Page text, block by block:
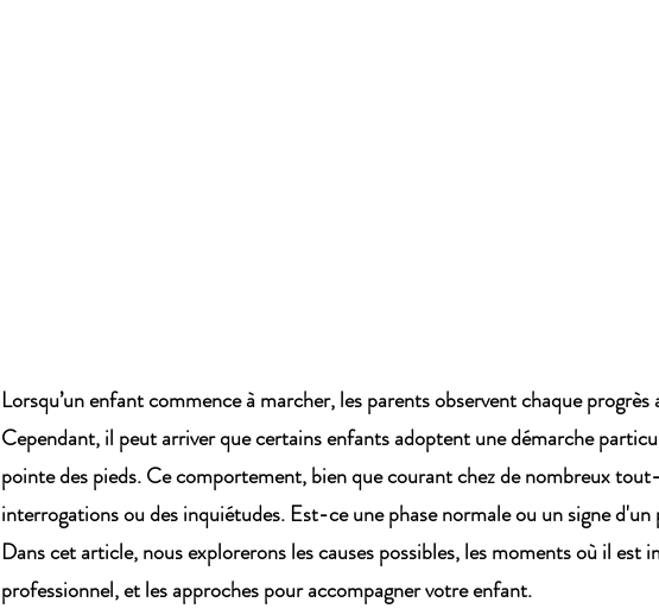
Lorsqu’un enfant commence à marcher, les parents observent chaque
Cependant, il peut arriver que certains enfants adoptent une démarche
pointe des pieds. Ce comportement, bien que courant chez de nombreux
interrogations ou des inquiétudes. Est-ce une phase normale ou un signe
Dans cet article, nous explorerons les causes possibles, les moments où il est
professionnel, et les approches pour accompagner votre enfant.